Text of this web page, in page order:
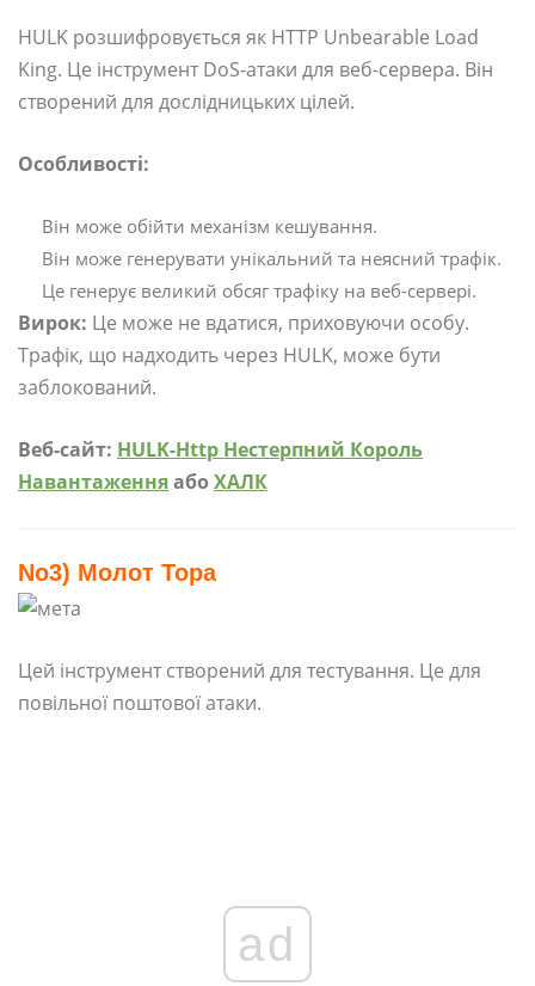
HULK розшифровується як HTTP Unbearable Load
King. Це інструмент DoS-атаки для веб-сервера. Він
створений для дослідницьких цілей.
Особливості:
Він може обійти механізм кешування.
Він може генерувати унікальний та неясний трафік.
Це генерує великий обсяг трафіку на веб-сервері.
Вирок: Це може не вдатися, приховуючи особу.
Трафік, що надходить через HULK, може бути
заблокований.
Веб-сайт: HULK-Http Нестерпний Король
Навантаженняабо ХАЛК
No3) Молот Тора
Цей інструмент створений для тестування. Це для
повільної поштової атаки.
ad